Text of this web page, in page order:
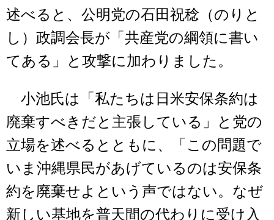
述べると、公明党の石田祝稔（のりと
し）政調会長が「共産党の綱領に書い
てある」と攻撃に加わりました。
小池氏は「私たちは日米安保条約は
廃棄すべきだと主張している」と党の
立場を述べるとともに、「この問題で
いま沖縄県民があげているのは安保条
約を廃棄せよという声ではない。なぜ
新しい基地を普天間の代わりに受け入